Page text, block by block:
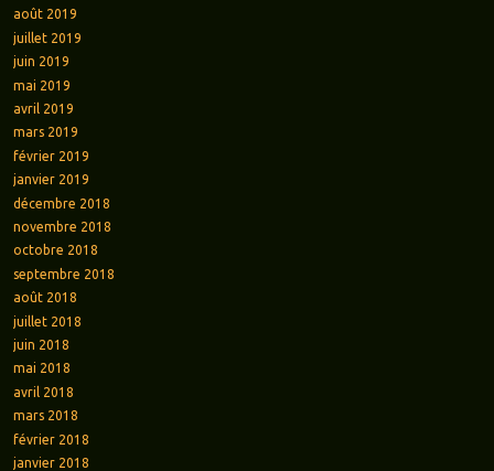
août 2019
juillet 2019
juin 2019
mai 2019
avril 2019
mars 2019
février 2019
janvier 2019
décembre 2018
novembre 2018
octobre 2018
septembre 2018
août 2018
juillet 2018
juin 2018
mai 2018
avril 2018
mars 2018
février 2018
janvier 2018